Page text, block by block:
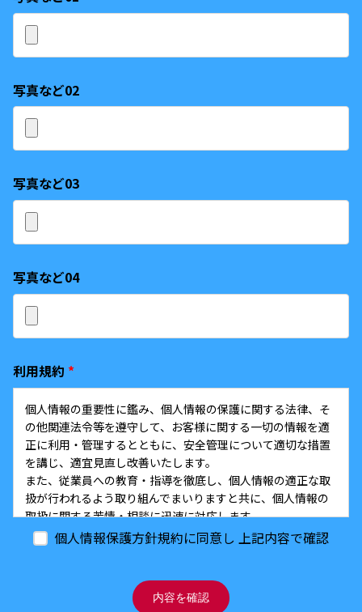
写真など02
写真など03
写真など04
利用規約 *
個人情報の重要性に鑑み、個人情報の保護に関する法律、そ
の他関連法令等を遵守して、お客様に関する一切の情報を適
正に利用・管理するとともに、安全管理について適切な措置
を講じ、適宜見直し改善いたします。
また、従業員への教育・指導を徹底し、個人情報の適正な取
扱が行われるよう取り組んでまいりますと共に、個人情報の
取扱に関する苦情・相談に迅速に対応します。
●収集する個人情報の種類と利用法について
記の利用目的の範囲内で個人情報を収集しており、利用者本
人の事前同意なしに個人情報の目的外利用や第三者提供は行
個人情報保護方針規約に同意し 上記内容で確認
内容を確認